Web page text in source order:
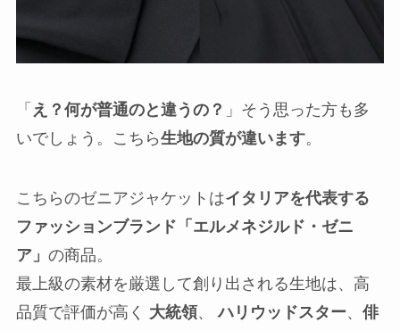
「 え？何が普通のと違うの？ 」そう思った方も多
いでしょう。こちら生地の質が違います。
こちらのゼニアジャケットはイタリアを代表する
ファッションブランド「エルメネジルド・ゼニ
ア」 の商品。
最上級の素材を厳選して創り出される生地は、高
品質で評価が高く 大統領、ハリウッドスター、 俳